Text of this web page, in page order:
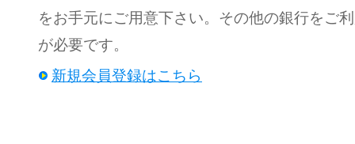
をお手元にご用意下さい。その他の銀行をご
が必要です。
新規会員登録はこちら